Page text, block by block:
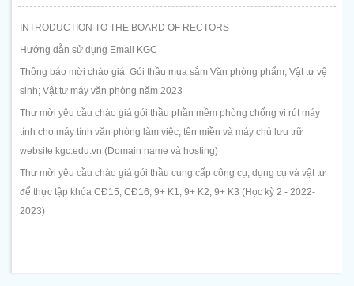
INTRODUCTION TO THE BOARD OF RECTORS
Hướng dẫn sử dụng Email KGC
Thông báo mời chào giá: Gói thầu mua sắm Văn phòng phẩm; Vật tư vệ
sinh; Vật tư máy văn phòng năm 2023
Thư mời yêu cầu chào giá gói thầu phần mềm phòng chống vi rút máy
tính cho máy tính văn phòng làm việc; tên miền và máy chủ lưu trữ
website kgc.edu.vn (Domain name và hosting)
Thư mời yêu cầu chào giá gói thầu cung cấp công cụ, dụng cụ và vật tư
để thực tập khóa CĐ15, CĐ16, 9+ K1, 9+ K2, 9+ K3 (Học kỳ 2 - 2022-
2023)